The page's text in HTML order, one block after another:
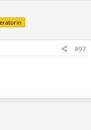
#97